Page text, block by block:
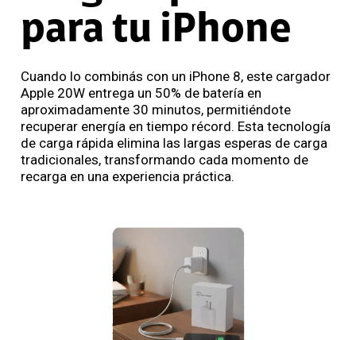
para tu iPhone
Cuando lo combinás con un iPhone 8, este cargador
Apple 20W entrega un 50% de batería en
aproximadamente 30 minutos, permitiéndote
recuperar energía en tiempo récord. Esta tecnología
de carga rápida elimina las largas esperas de carga
tradicionales, transformando cada momento de
recarga en una experiencia práctica.